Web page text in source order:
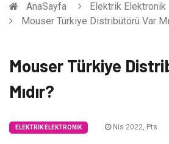
AnaSayfa
Elektrik Elektronik
Mouser Türkiye Distribütörü Var
Mouser Türkiye
Mıdır?
ELEKTRIK ELEKTRONIK Nis 2022, Pts